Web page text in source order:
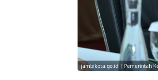
jambikota.go.id | Pemerintah